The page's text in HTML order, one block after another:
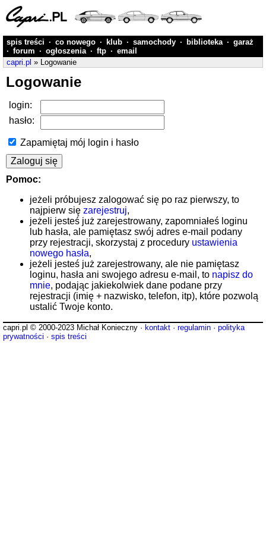
spis treści · co nowego · klub · samochody · biblioteka · garaż
· forum · ogłoszenia · ftp · email
capri.pl » Logowanie
Logowanie
login:
hasło:
Zapamiętaj mój login i hasło
Pomoc:
jeżeli próbujesz zalogować się po raz pierwszy, to
najpierw się zarejestruj,
jeżeli jesteś już zarejestrowany, zapomniałeś loginu
lub hasła, ale pamiętasz swój adres e-mail podany
przy rejestracji, skorzystaj z procedury ustawienia
nowego hasła,
jeżeli jesteś już zarejestrowany, ale nie pamiętasz
loginu, hasła ani swojego adresu e-mail, to napisz do
mnie, podając jakiekolwiek dane podane przy
rejestracji (imię + nazwisko, telefon, itp), które pozwolą
ustalić Twoje konto.
capri.pl © 2000-2023 Michał Konieczny · kontakt · regulamin · polityka
prywatności · spis treści